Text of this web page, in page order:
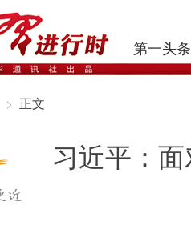
第一头条
> 正文
习近平：